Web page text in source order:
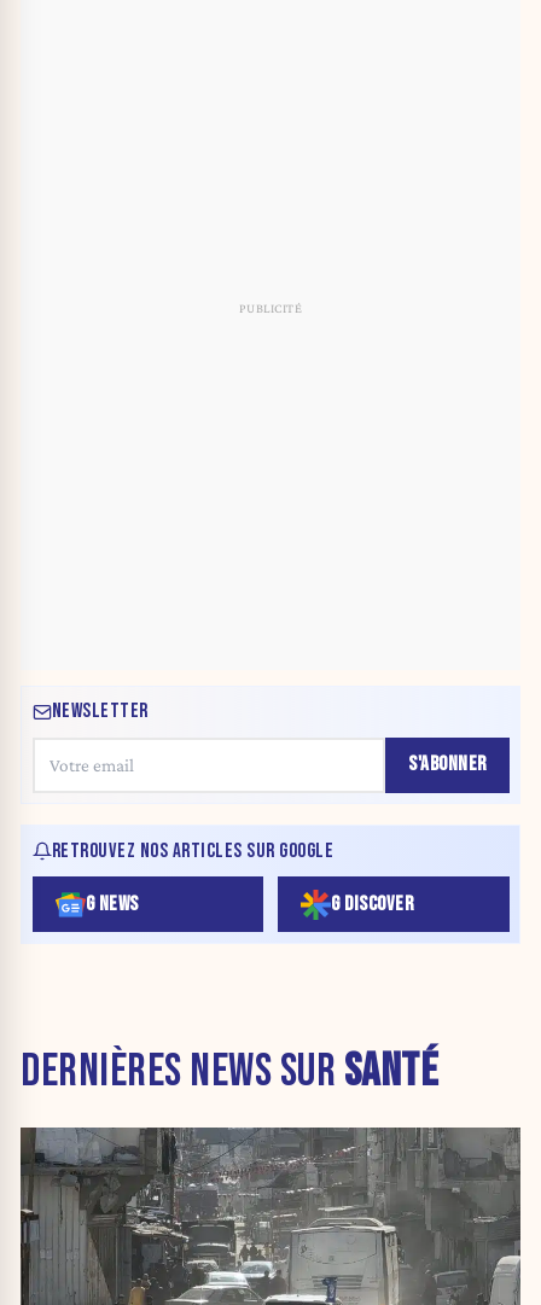
NEWSLETTER
S'ABONNER
RETROUVEZ NOS ARTICLES SUR GOOGLE
G NEWS G DISCOVER
DERNIÈRES NEWS SUR SANTÉ